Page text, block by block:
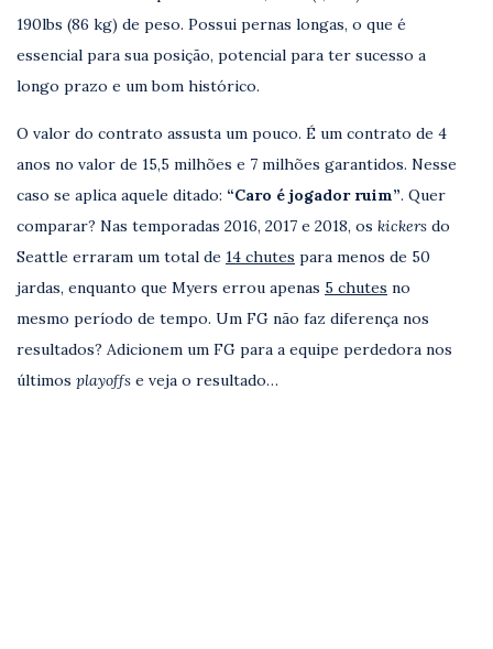
190lbs (86 kg) de peso. Possui pernas longas, o que é
essencial para sua posição, potencial para ter sucesso a
longo prazo e um bom histórico.
O valor do contrato assusta um pouco. É um contrato de 4
anos no valor de 15,5 milhões e 7 milhões garantidos. Nesse
caso se aplica aquele ditado: “Caro é jogador ruim”. Quer
comparar? Nas temporadas 2016, 2017 e 2018, os kickers do
Seattle erraram um total de 14 chutes para menos de 50
jardas, enquanto que Myers errou apenas 5 chutes no
mesmo período de tempo. Um FG não faz diferença nos
resultados? Adicionem um FG para a equipe perdedora nos
últimos playoffs e veja o resultado…